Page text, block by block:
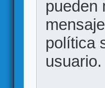
pueden
política
usuario.